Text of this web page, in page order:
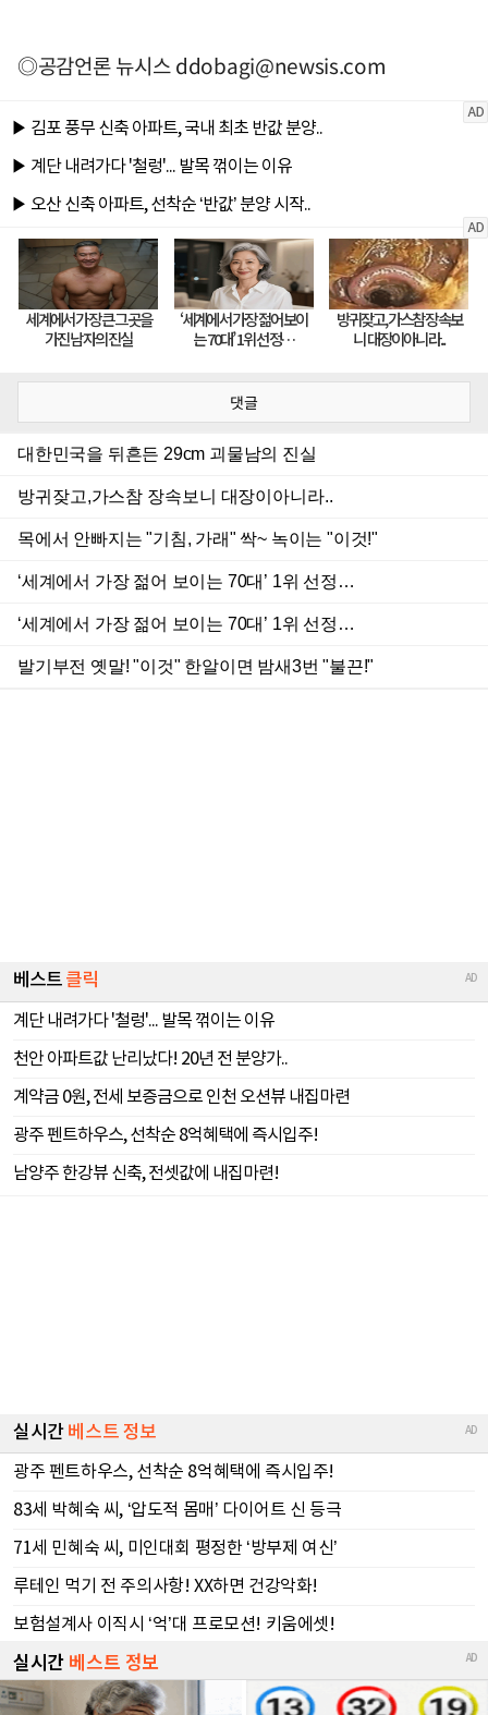
◎공감언론 뉴시스ddobagi@newsis.com
댓글